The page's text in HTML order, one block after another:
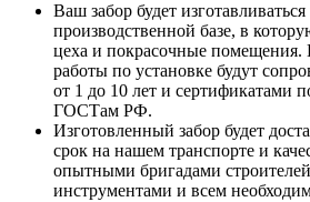
Ваш забор будет
производственной базе, в
цеха и покрасочные помещения.
работы по установке будут
от 1 до 10 лет и сертификатами
ГОСТам РФ.
Изготовленный забор будет
срок на нашем транспорте и
опытными бригадами
инструментами и всем